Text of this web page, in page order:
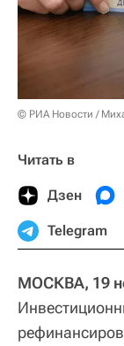
© РИА Новости /
Читать в
Дзен
Telegram
МОСКВА, 19